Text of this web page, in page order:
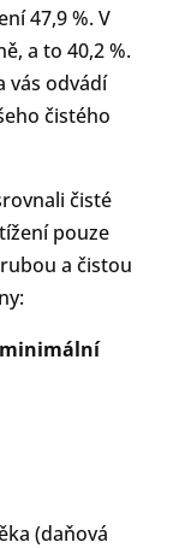
47,9 %. V
a to 40,2 %.
vás odvádí
čistého
čisté
pouze
a čistou
minimální
(daňová